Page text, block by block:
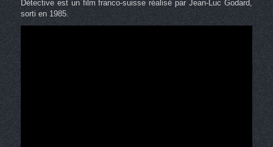
Détective est un film franco-suisse réalisé par Jean-Luc Godard,
sorti en 1985.